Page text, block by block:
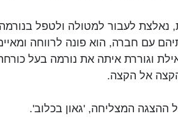
נאלצת לעבור למטולה ולטפל
עם חברה, הוא פונה לרווחה
וגוררת איתה את נורמה בעל
אל הקצה.
ההצגה המצליחה, 'גאון בכלוב'.